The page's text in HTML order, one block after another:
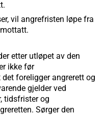
vil angrefristen løpe fra
etter utløpet av den
ikke før
foreligger angrerett og
gjelder ved
tidsfrister og
Sørger den